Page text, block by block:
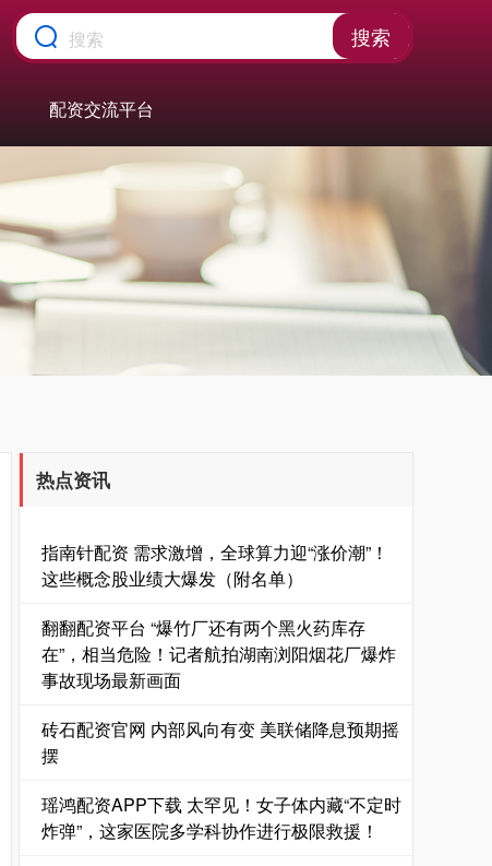
搜索
配资交流平台
热点资讯
指南针配资 需求激增，全球算力迎“涨价潮”！
这些概念股业绩大爆发（附名单）
翻翻配资平台 “爆竹厂还有两个黑火药库存
在”，相当危险！记者航拍湖南浏阳烟花厂爆炸
事故现场最新画面
砖石配资官网 内部风向有变 美联储降息预期摇
摆
瑶鸿配资APP下载 太罕见！女子体内藏“不定时
炸弹”，这家医院多学科协作进行极限救援！